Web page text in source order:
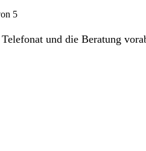
5
und die Beratung